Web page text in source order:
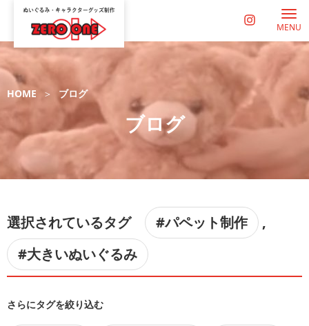
MENU
HOME ブログ
ブログ
選択されているタグ #パペット制作
,
#大きいぬいぐるみ
さらにタグを絞り込む